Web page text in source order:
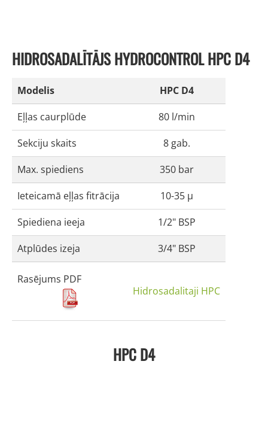
HIDROSADALĪTĀJS HYDROCONTROL HPC D4
Modelis
HPC D4
Eļļas caurplūde
80 l/min
Sekciju skaits
8 gab.
Max. spiediens
350 bar
Ieteicamā eļļas fitrācija
10-35 μ
Spiediena ieeja
1/2" BSP
Atplūdes izeja
3/4" BSP
Rasējums PDF
Hidrosadalitaji HPC
HPC D4